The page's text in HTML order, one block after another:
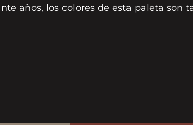
años, los colores de esta paleta son